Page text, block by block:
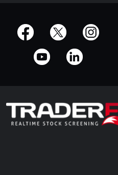
offizielle Social Media-Accounts